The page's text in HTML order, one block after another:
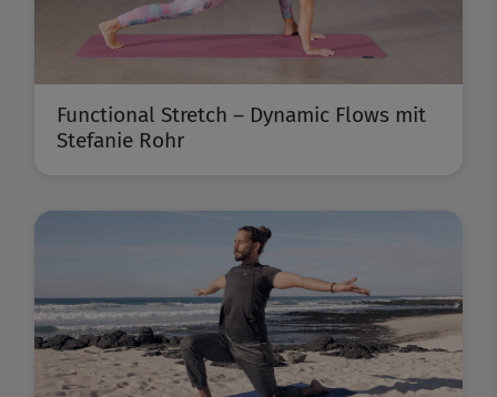
Functional Stretch – Dynamic Flows mit
Stefanie Rohr